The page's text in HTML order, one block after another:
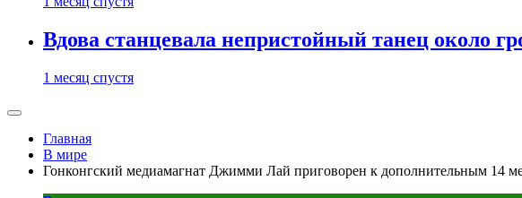
Вдова станцевала непристойный танец около
1 месяц спустя
Главная
В мире
Гонконгский медиамагнат Джимми Лай приговорен к дополнительным 14